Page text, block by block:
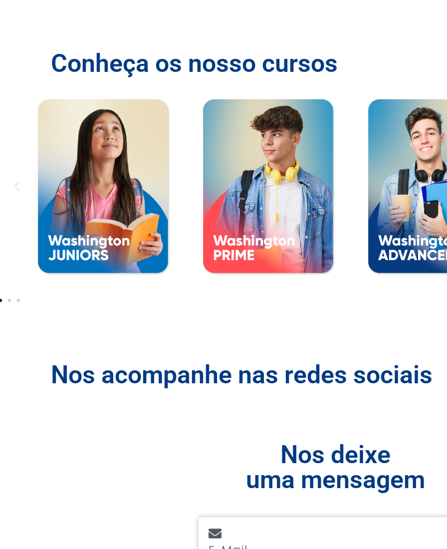
Conheça os nosso cursos
Nos acompanhe nas redes sociais
Nos deixe
uma mensagem